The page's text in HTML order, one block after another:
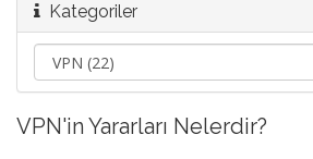
Kategoriler
VPN'in Yararları Nelerdir?